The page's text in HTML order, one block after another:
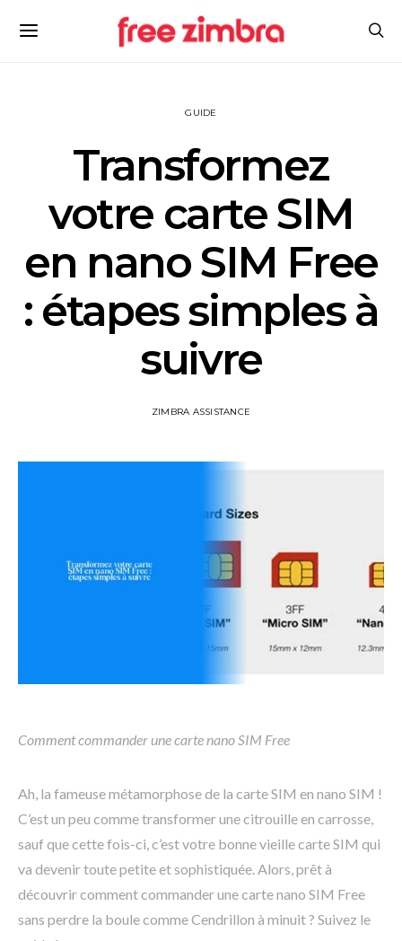
GUIDE
Transformez
votre carte SIM
en nano SIM Free
: étapes simples à
suivre
ZIMBRA ASSISTANCE
Comment commander une carte nano SIM Free
Ah, la fameuse métamorphose de la carte SIM en nano SIM !
C’est un peu comme transformer une citrouille en carrosse,
sauf que cette fois-ci, c’est votre bonne vieille carte SIM qui
va devenir toute petite et sophistiquée. Alors, prêt à
découvrir comment commander une carte nano SIM Free
sans perdre la boule comme Cendrillon à minuit ? Suivez le